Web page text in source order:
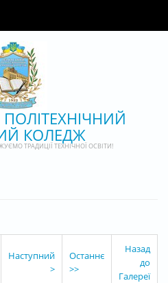
КОЛЕДЖ
ТРАДИЦІЇ ТЕХНІЧНОЇ ОСВІТИ!
Наступний
>
Останнє
>>
Назад
до
Галереї